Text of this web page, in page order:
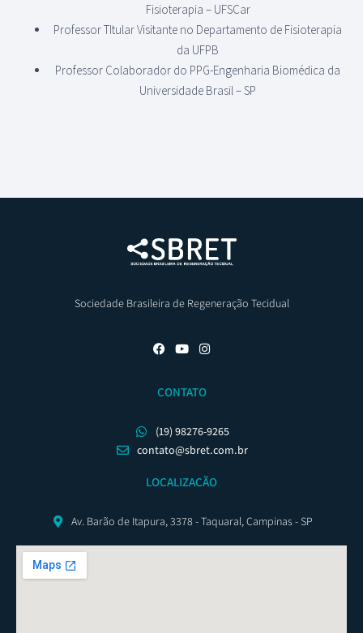
Fisioterapia – UFSCar
Professor TItular Visitante no Departamento de Fisioterapia
da UFPB
Professor Colaborador do PPG-Engenharia Biomédica da
Universidade Brasil – SP
Sociedade Brasileira de Regeneração Tecidual
CONTATO
(19) 98276-9265
contato@sbret.com.br
LOCALIZAÇÃO
Av. Barão de Itapura, 3378 - Taquaral, Campinas - SP